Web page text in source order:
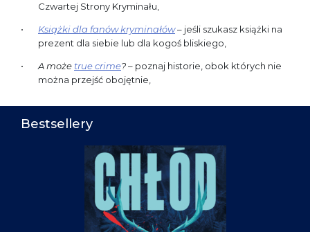
Czwartej Strony Kryminału,
Książki dla fanów kryminałów– jeśli szukasz książki na
prezent dla siebie lub dla kogoś bliskiego,
A możetrue crime?– poznaj historie, obok których nie
można przejść obojętnie,
Bestsellery